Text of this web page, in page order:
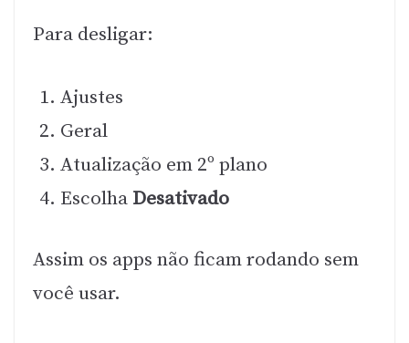
Para desligar:
Ajustes
Geral
Atualização em 2º plano
Escolha Desativado
Assim os apps não ficam rodando sem
você usar.